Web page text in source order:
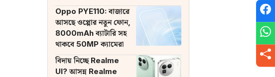
ব্যাটারি
Oppo PYE110: বাজারে
আসছে ওপ্পোর নতুন ফোন,
8000mAh ব্যাটারি সহ
থাকবে 50MP ক্যামেরা
বিদায় নিচ্ছে Realme
UI? আসন্ন Realme